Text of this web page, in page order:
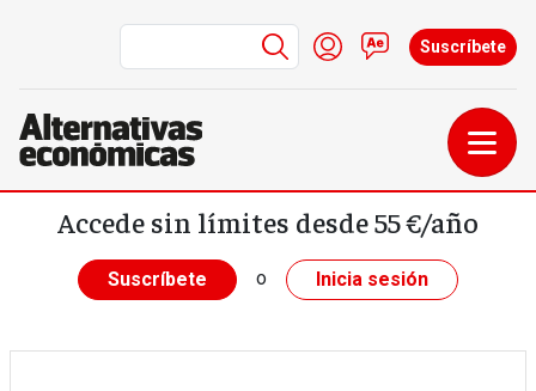
Pasar al contenido principal
Menú de cuenta de
Iniciar sesión
Contacto
Suscríbete
Accede sin límites desde 55 €/año
Suscríbete o Inicia sesión